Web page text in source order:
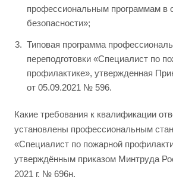
профессиональным программам в
безопасности»;
Типовая программа
переподготовки «Специалист по
профилактике», утвержденная
от 05.09.2021 № 596.
Какие требования к квалификации
установлены профессиональным
«Специалист по пожарной
утверждённым приказом Минтруда
2021 г. № 696н.